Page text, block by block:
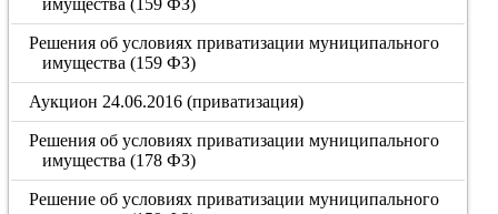
имущества (159 ФЗ)
Решения об условиях приватизации муниципального
имущества (159 ФЗ)
Аукцион 24.06.2016 (приватизация)
Решения об условиях приватизации муниципального
имущества (178 ФЗ)
Решение об условиях приватизации муниципального